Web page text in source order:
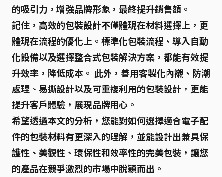
的吸引力，增強品牌形象，最終提升銷售額。
記住，高效的包裝設計不僅體現在材料選擇上，更
體現在流程的優化上。標準化包裝流程、導入自動
化設備以及選擇整合式包裝解決方案，都能有效提
升效率，降低成本。 此外，善用客製化內襯、防潮
處理、易撕設計以及可重複利用的包裝設計，更能
提升客戶體驗，展現品牌用心。
希望透過本文的分析，您能對如何選擇適合電子配
件的包裝材料有更深入的理解，並能設計出兼具保
護性、美觀性、環保性和效率性的完美包裝，讓您
的產品在競爭激烈的市場中脫穎而出。